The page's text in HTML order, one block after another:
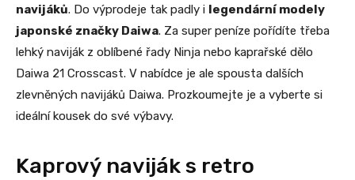
navijáků. Do výprodeje tak padly i legendární modely
japonské značky Daiwa. Za super peníze pořídíte třeba
lehký naviják z oblíbené řady Ninja nebo kaprařské dělo
Daiwa 21 Crosscast. V nabídce je ale spousta dalších
zlevněných navijáků Daiwa. Prozkoumejte je a vyberte si
ideální kousek do své výbavy.
Kaprový naviják s retro